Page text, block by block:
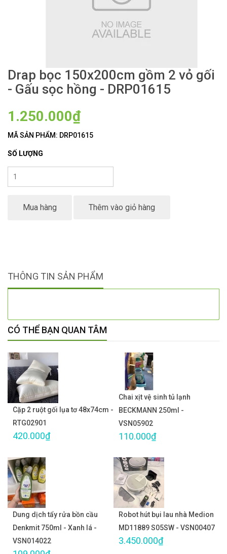
Drap bọc 150x200cm gồm 2 vỏ gối
- Gấu sọc hồng - DRP01615
1.250.000₫
MÃ SẢN PHẨM: DRP01615
SỐ LƯỢNG
Mua hàng Thêm vào giỏ hàng
THÔNG TIN SẢN PHẨM
CÓ THỂ BẠN QUAN TÂM
Cặp 2 ruột gối lụa tơ 48x74cm -
RTG02901
420.000₫
Chai xịt vệ sinh tủ lạnh
BECKMANN 250ml -
VSN05902
110.000₫
Dung dịch tẩy rửa bồn cầu
Denkmit 750ml - Xanh lá -
VSN014022
Robot hút bụi lau nhà Medion
MD11889 S05SW - VSN00407
3.450.000₫